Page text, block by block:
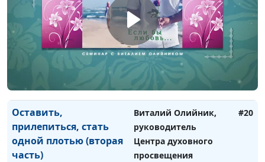
духовного
просвещения
Уважение в браке
(первая часть)
Виталий Олийник,
руководитель Центра
духовного
просвещения
Оставить,
прилепиться, стать
одной плотью (вторая
часть)
Виталий Олийник,
руководитель
Центра духовного
просвещения
#20